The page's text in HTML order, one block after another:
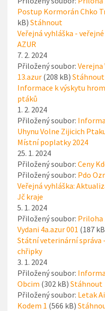
Postup Kormorán Chko
kB) Stáhnout
Veřejná vyhláška -
AZUR
7. 2. 2024
Přiložený soubor:
13.azur (208 kB) Stáhnout
Informace k výskytu
ptáků
1. 2. 2024
Přiložený soubor:
Uhynu Volne Zijicich
Místní poplatky 2024
25. 1. 2024
Přiložený soubor: Ceny
Přiložený soubor: Pdo
Veřejná vyhláška:
Jč kraje
5. 1. 2024
Přiložený soubor: Priloha
Vydani 4a.azur 001 (187
Státní veterinární správa
chřipky
3. 1. 2024
Přiložený soubor:
Obcim (302 kB) Stáhnout
Přiložený soubor: Letak
Kodem 1 (566 kB)